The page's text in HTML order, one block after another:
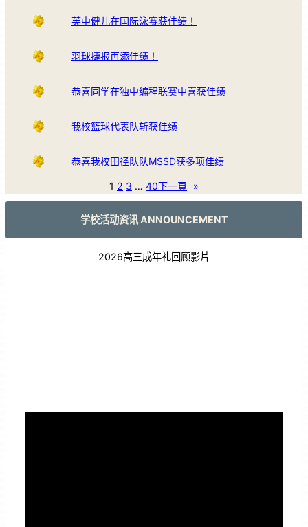
芙中健儿在国际泳赛获佳绩！
羽球捷报再添佳绩！
恭喜同学在独中编程联赛中喜获佳绩
我校篮球代表队斩获佳绩
恭喜我校田径队队MSSD获多项佳绩
1 2 3 … 40下一頁 »
学校活动资讯 ANNOUNCEMENT
2026高三成年礼回顾影片